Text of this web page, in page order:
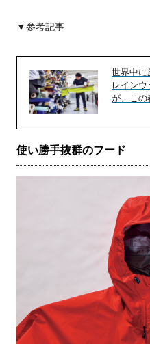
▼参考記事
世界中に
レインウ
が、この
使い勝手抜群のフード